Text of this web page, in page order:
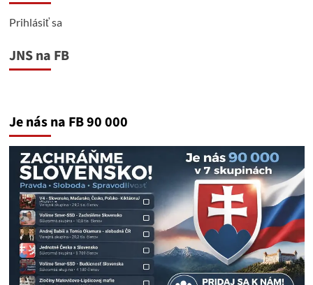
Prihlásiť sa
JNS na FB
Je nás na FB 90 000